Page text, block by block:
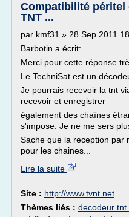
Compatibilité péritel
TNT ...
par kmf31 » 28 Sep 2011
Barbotin a écrit:
Merci pour cette réponse
Le TechniSat est un
Je pourrais recevoir la tnt
recevoir et enregistrer
également des chaînes
s'impose. Je ne me sers
Sache que la reception par
pour les chaines...
Lire la suite
Site : http://www.tvnt.net
Thèmes liés : decodeur tnt